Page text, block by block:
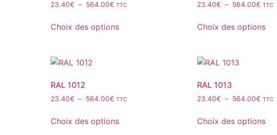
23.40€ – 564.00€ TTC
Choix des options
23.40€ – 564.00€ TTC
Choix des options
RAL 1012
23.40€ – 564.00€ TTC
Choix des options
RAL 1013
23.40€ – 564.00€ TTC
Choix des options